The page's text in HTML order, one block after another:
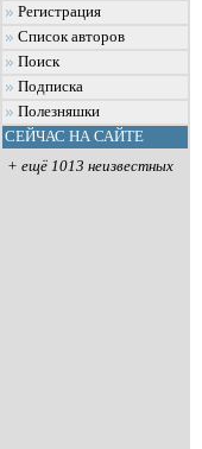
Регистрация
Список авторов
Поиск
Подписка
Полезняшки
СЕЙЧАС НА САЙТЕ
+ ещё 1013 неизвестных